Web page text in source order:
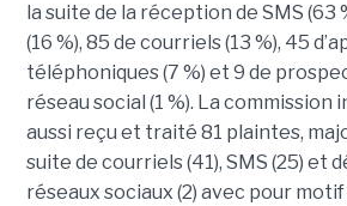
la suite de la réception de SMS (63
(16 %), 85 de courriels (13 %), 45
téléphoniques (7 %) et 9 de
réseau social (1 %). La commission
aussi reçu et traité 81 plaintes,
suite de courriels (41), SMS (25) et
réseaux sociaux (2) avec pour